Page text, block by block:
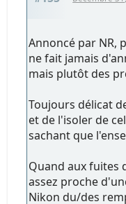
Annoncé par NR,
ne fait jamais
mais plutôt des
Toujours délicat
et de l'isoler de
sachant que
Quand aux fuites
assez proche
Nikon du/des